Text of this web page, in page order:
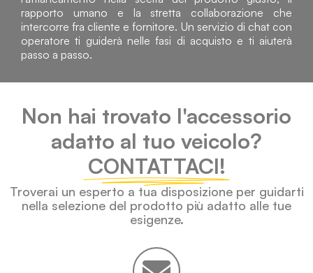
rapporto umano e la stretta collaborazione che
intercorre fra cliente e fornitore. Un servizio di chat con
operatore ti guiderà nelle fasi di acquisto e ti aiuterà
passo a passo.
Non hai trovato l'accessorio
adatto al tuo veicolo?
CONTATTACI!
Troverai un esperto a tua disposizione per guidarti
nella selezione del prodotto più adatto alle tue
esigenze.